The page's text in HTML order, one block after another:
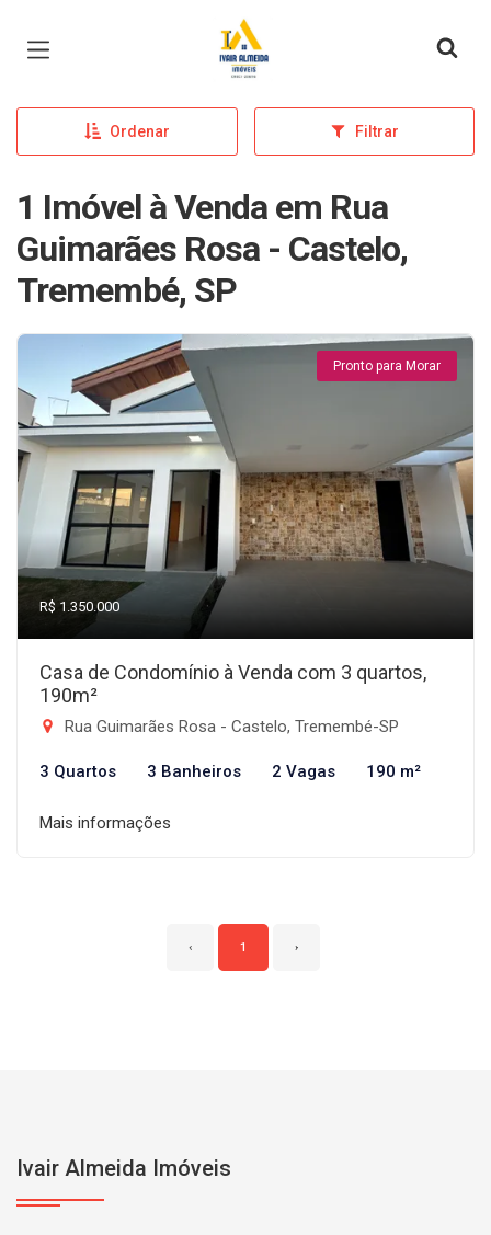
Página inicial
Ordenar Filtrar
1 Imóvel à Venda em Rua
Guimarães Rosa - Castelo,
Tremembé, SP
Pronto para Morar
R$ 1.350.000
Casa de Condomínio à Venda com 3 quartos,
190m²
Rua Guimarães Rosa - Castelo, Tremembé-SP
3 Quartos 3 Banheiros 2 Vagas 190 m²
Mais informações
‹ 1 ›
Ivair Almeida Imóveis